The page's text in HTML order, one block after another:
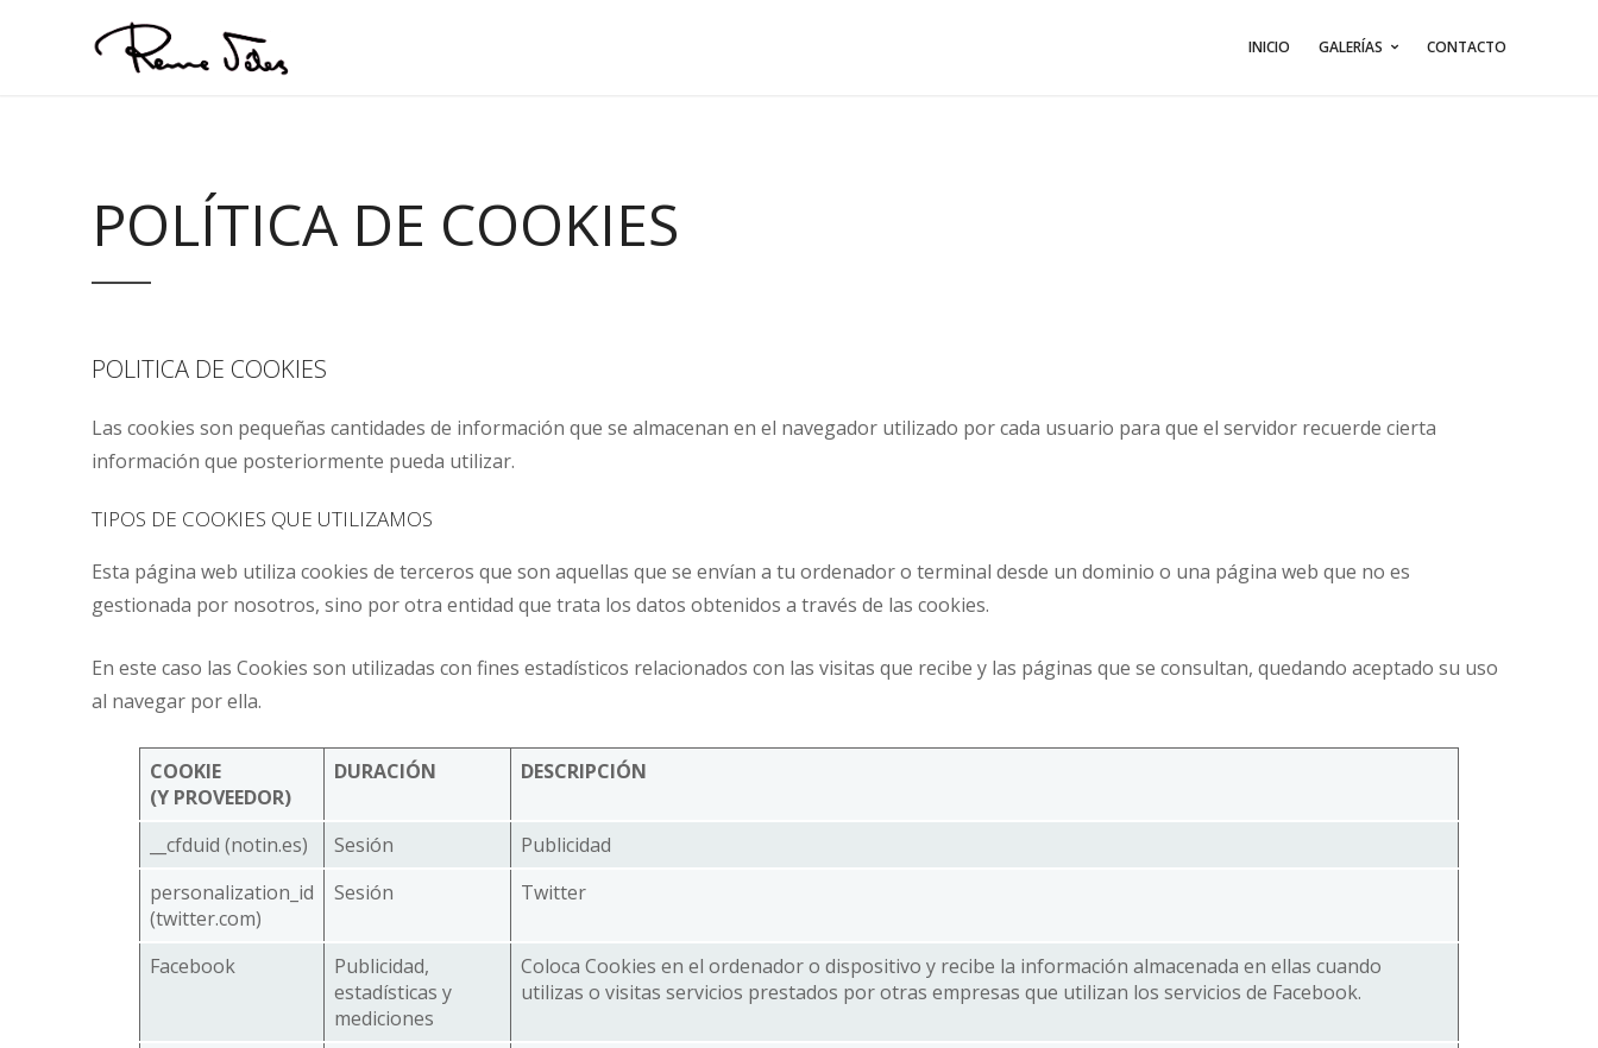
INICIO GALERÍAS CONTACTO
POLÍTICA DE COOKIES
POLITICA DE COOKIES
Las cookies son pequeñas cantidades de información que se almacenan en el navegador utilizado por cada usuario para que el servidor recuerde cierta
información que posteriormente pueda utilizar.
TIPOS DE COOKIES QUE UTILIZAMOS
Esta página web utiliza cookies de terceros que son aquellas que se envían a tu ordenador o terminal desde un dominio o una página web que no es
gestionada por nosotros, sino por otra entidad que trata los datos obtenidos a través de las cookies.
En este caso las Cookies son utilizadas con fines estadísticos relacionados con las visitas que recibe y las páginas que se consultan, quedando aceptado su uso
al navegar por ella.
COOKIE
(Y PROVEEDOR)
DURACIÓN DESCRIPCIÓN
__cfduid (notin.es) Sesión
Publicidad
personalization_id
(twitter.com)
Sesión Twitter
Facebook
Publicidad,
estadísticas y
mediciones
Coloca Cookies en el ordenador o dispositivo y recibe la información almacenada en ellas cuando
utilizas o visitas servicios prestados por otras empresas que utilizan los servicios de Facebook.